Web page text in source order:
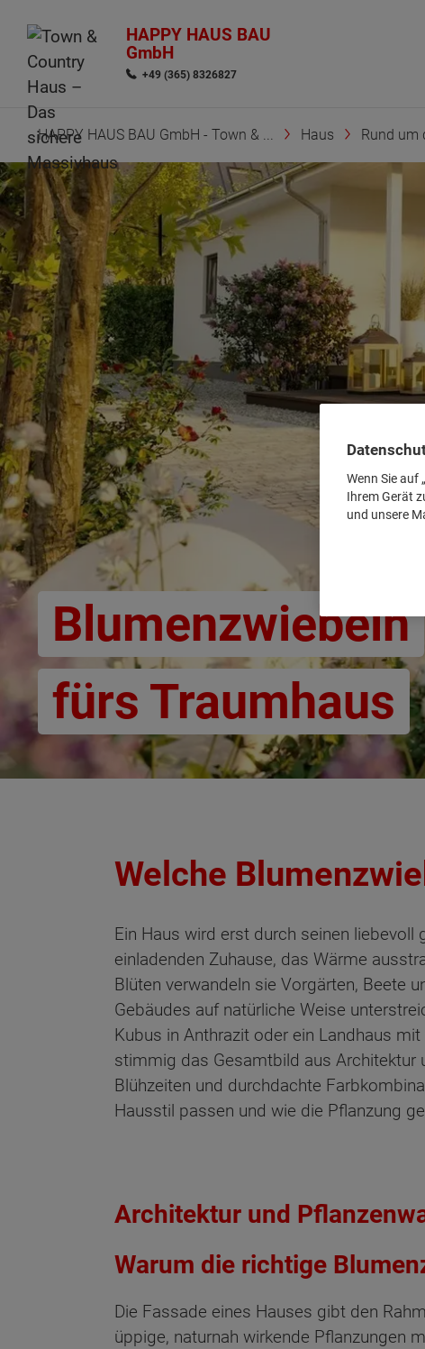
HAPPY HAUS BAU
GmbH
+49 (365) 8326827
HAPPY HAUS BAU GmbH - Town & ... Haus Rund um
Blumenzwiebeln
fürs Traumhaus
Welche
Ein Haus wird erst durch seinen
einladenden Zuhause, das Wärme
Blüten verwandeln sie Vorgärten, Beete
Gebäudes auf natürliche Weise
Kubus in Anthrazit oder ein Landhaus
stimmig das Gesamtbild aus Architektur
Blühzeiten und durchdachte
Hausstil passen und wie die Pflanzung
Architektur und
Warum die richtige
Die Fassade eines Hauses gibt den
üppige, naturnah wirkende Pflanzungen
Wenn Sie auf
Ihrem Gerät
und unsere